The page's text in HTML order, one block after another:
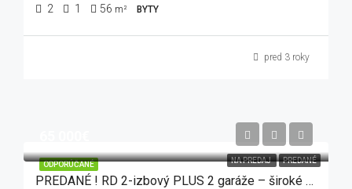
2 1 56 m² BYTY
pred 3 roky
ODPORÚČANÉ NA PREDAJ PREDANÉ
PREDANÉ ! RD 2-izbový PLUS 2 garáže – široké využitie za super cenu !